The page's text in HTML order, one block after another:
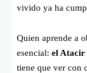
vivido ya ha
Quien aprende a
esencial: el Atacir
tiene que ver con